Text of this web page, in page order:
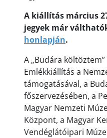
A kiállítás március
jegyek már
honlapján.
A „Budára
Emlékkiállítás a
támogatásával, a
főszervezésében, a
Magyar Nemzeti
Központ, a Magyar
Vendéglátóipari